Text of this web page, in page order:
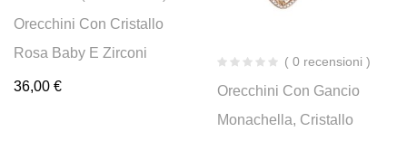
Orecchini Con Cristallo
Rosa Baby E Zirconi
36,00 €
( 0 recensioni )
Orecchini Con Gancio
Monachella, Cristallo